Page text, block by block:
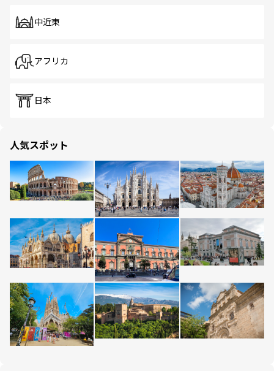
中近東
アフリカ
日本
人気スポット